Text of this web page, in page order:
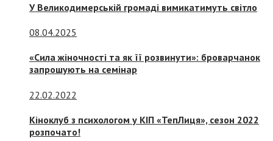
У Великодимерській громаді вимикатимуть світло
08.04.2025
«Сила жіночності та як її розвинути»: броварчанок
запрошують на семінар
22.02.2022
Кіноклуб з психологом у КІП «ТепЛиця», сезон 2022
розпочато!